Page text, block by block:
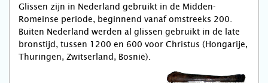
Glissen zijn in Nederland gebruikt in de Midden-
Romeinse periode, beginnend vanaf omstreeks 200.
Buiten Nederland werden al glissen gebruikt in de late
bronstijd, tussen 1200 en 600 voor Christus (Hongarije,
Thuringen, Zwitserland, Bosnië).